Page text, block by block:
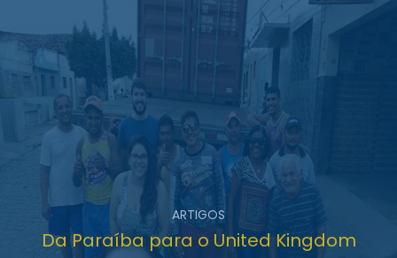
ARTIGOS
Da Paraíba para o United Kingdom